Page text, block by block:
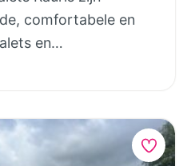
comfortabele en
en
(950 meter
het fantastische